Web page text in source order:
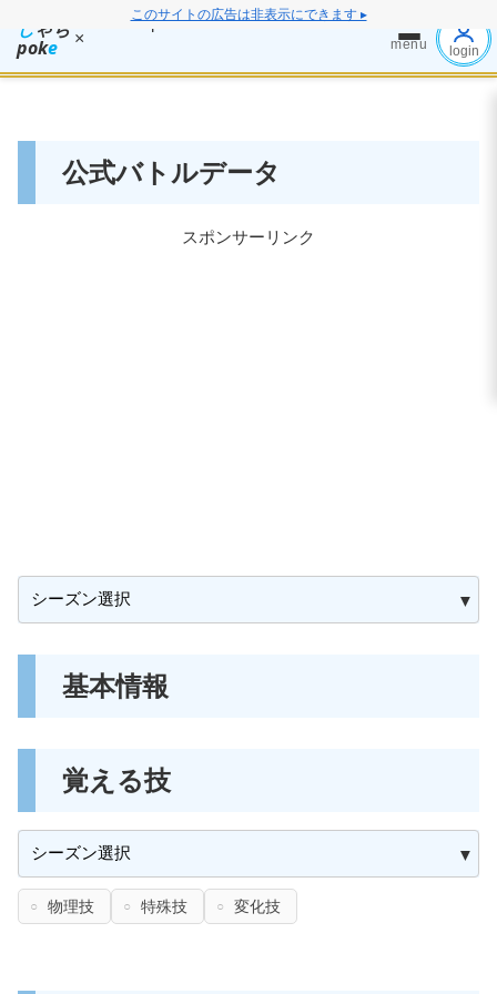
このサイトの広告は非表示にできます ▸
しゃち
poke × menu login
公式バトルデータ
スポンサーリンク
基本情報
覚える技
物理技 特殊技 変化技